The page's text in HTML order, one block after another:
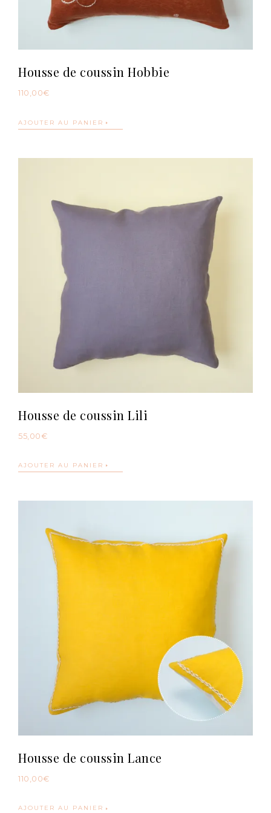
Housse de coussin Hobbie
110,00€
AJOUTER AU PANIER
Housse de coussin Lili
55,00 €
AJOUTER AU PANIER
Housse de coussin Lance
110,00€
AJOUTER AU PANIER